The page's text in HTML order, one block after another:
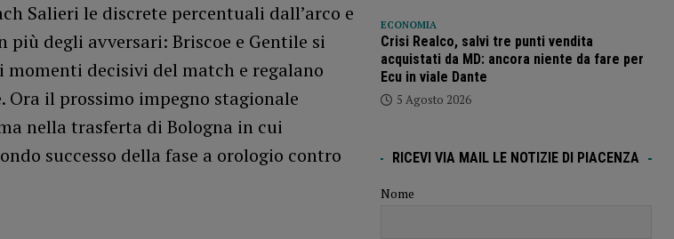
Salieri le discrete percentuali dall’arco e
degli avversari: Briscoe e Gentile si
decisivi del match e regalano
Ora il prossimo impegno stagionale
nella trasferta di Bologna in cui
successo della fase a orologio contro
ECONOMIA
Crisi Realco, salvi tre punti vendita
acquistati da MD: ancora niente da fare per
Ecu in viale Dante
5 Agosto 2026
RICEVI VIA MAIL LE NOTIZIE DI PIACENZA
Nome